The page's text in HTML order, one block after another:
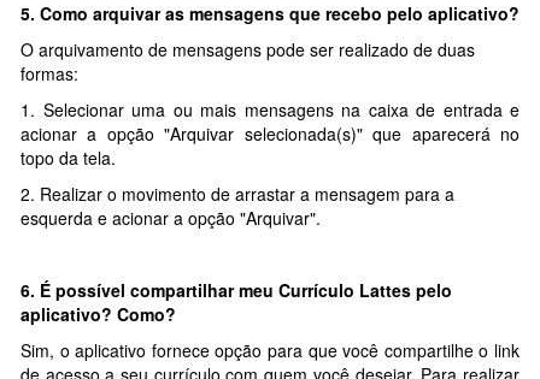
5. Como arquivar as mensagens que recebo pelo aplicativo?
O arquivamento de mensagens pode ser realizado de duas
formas:
1. Selecionar uma ou mais mensagens na caixa de entrada e
acionar a opção "Arquivar selecionada(s)" que aparecerá no
topo da tela.
2. Realizar o movimento de arrastar a mensagem para a
esquerda e acionar a opção "Arquivar".
6. É possível compartilhar meu Currículo Lattes pelo
aplicativo? Como?
Sim, o aplicativo fornece opção para que você compartilhe o link